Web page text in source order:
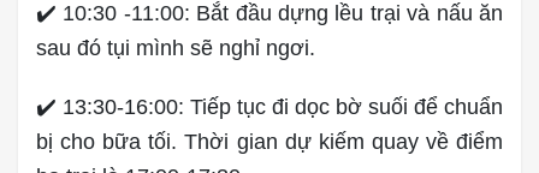
✔️ 10:30 -11:00: Bắt đầu dựng lều trại và nấu ăn
sau đó tụi mình sẽ nghỉ ngơi.
✔️ 13:30-16:00: Tiếp tục đi dọc bờ suối để chuẩn
bị cho bữa tối. Thời gian dự kiếm quay về điểm